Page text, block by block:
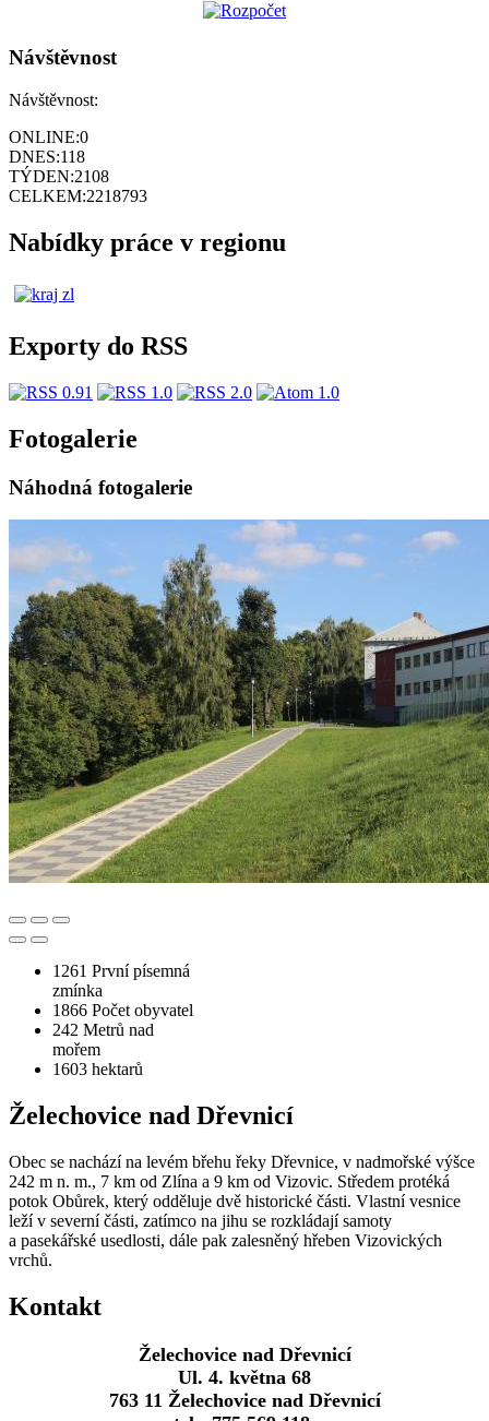
Návštěvnost
Návštěvnost:
ONLINE:0
DNES:118
TÝDEN:2108
CELKEM:2218793
Nabídky práce v regionu
Exporty do RSS
Fotogalerie
Náhodná fotogalerie
1261 První písemná
zmínka
1866 Počet obyvatel
242 Metrů nad
mořem
1603 hektarů
Želechovice nad Dřevnicí
Obec se nachází na levém břehu řeky Dřevnice, v nadmořské výšce
242 m n. m., 7 km od Zlína a 9 km od Vizovic. Středem protéká
potok Obůrek, který odděluje dvě historické části. Vlastní vesnice
leží v severní části, zatímco na jihu se rozkládají samoty
a pasekářské usedlosti, dále pak zalesněný hřeben Vizovických
vrchů.
Kontakt
Želechovice nad Dřevnicí
Ul. 4. května 68
763 11 Želechovice nad Dřevnicí